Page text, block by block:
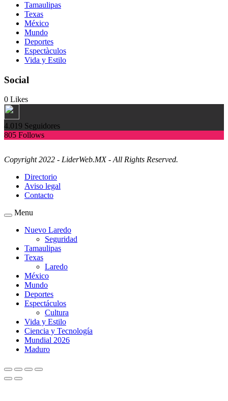
Tamaulipas
Texas
México
Mundo
Deportes
Espectàculos
Vida y Estilo
Social
0 Likes
4.019 Seguidores
805 Follows
Copyright 2022 - LiderWeb.MX - All Rights Reserved.
Directorio
Aviso legal
Contacto
Menu
Nuevo Laredo
Seguridad
Tamaulipas
Texas
Laredo
México
Mundo
Deportes
Espectáculos
Cultura
Vida y Estilo
Ciencia y Tecnología
Mundial 2026
Maduro